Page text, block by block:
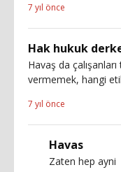
7 yıl önce
Hak hukuk
Havaş da çalışanları
vermemek, hangi
7 yıl önce
Havas
Zaten hep ayni